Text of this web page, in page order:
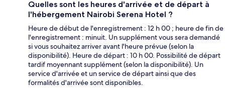
Quelles sont les heures d'arrivée et de départ à
l'hébergement Nairobi Serena Hotel ?
Heure de début de l'enregistrement : 12 h 00 ; heure de fin de
l'enregistrement : minuit. Un supplément vous sera demandé
si vous souhaitez arriver avant l'heure prévue (selon la
disponibilité). Heure de départ : 10 h 00. Possibilité de départ
tardif moyennant supplément (selon la disponibilité). Un
service d'arrivée et un service de départ ainsi que des
formalités d'arrivée sont disponibles.